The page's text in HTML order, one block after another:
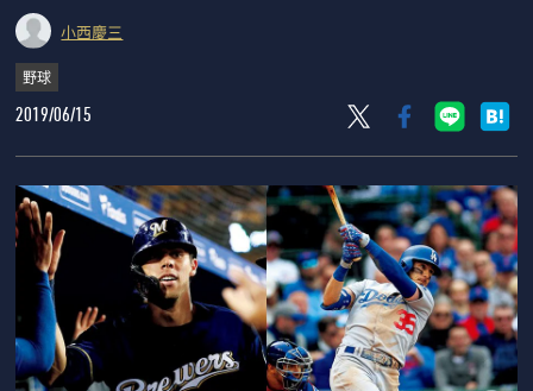
小西慶三
野球
2019/06/15